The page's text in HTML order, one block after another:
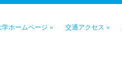
ホームページ » 交通アクセス »